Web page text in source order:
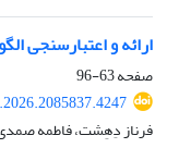
ارائه و اعتبارسنجی
صفحه63-96
فرناز دِهِشت، فاطمه